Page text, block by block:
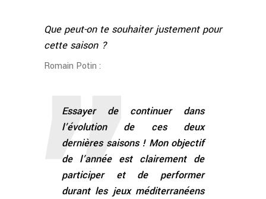
Que peut-on te souhaiter justement pour
cette saison ?
Romain Potin :
Essayer de continuer dans
l’évolution de ces deux
dernières saisons ! Mon objectif
de l’année est clairement de
participer et de performer
durant les jeux méditerranéens